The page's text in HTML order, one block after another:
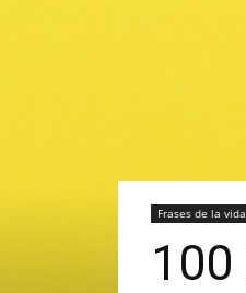
Frases de la vida